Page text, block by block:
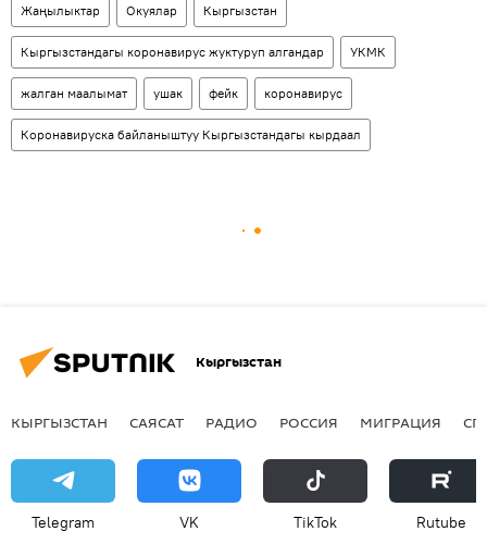
Жаңылыктар Окуялар Кыргызстан
Кыргызстандагы коронавирус жуктуруп алгандар УКМК
жалган маалымат ушак фейк коронавирус
Коронавируска байланыштуу Кыргызстандагы кырдаал
Кыргызстан
КЫРГЫЗСТАН САЯСАТ РАДИО РОССИЯ МИГРАЦИЯ
Telegram VK ТikТоk Rutube